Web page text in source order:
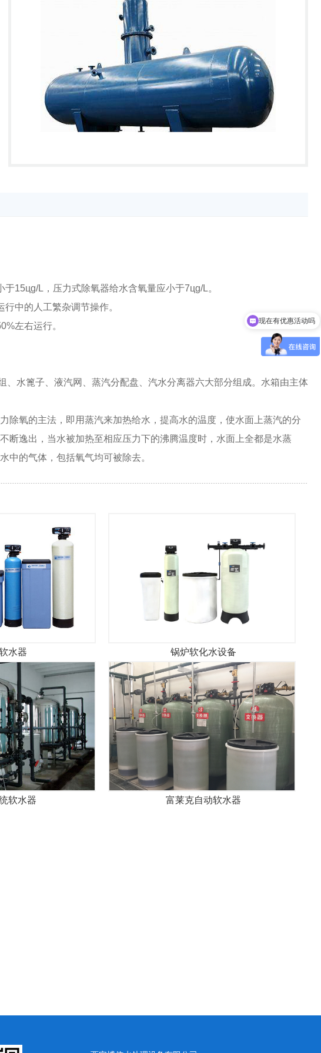
于15цɡ/L ，压力式除氧器给水含氧量应小于7цɡ/L。
中的人工繁杂调节操作。
左右运行。
水篦子、液汽网、蒸汽分配盘、汽水分离器六大部分组成。水箱由主体
除氧的主法，即用蒸汽来加热给水，提高水的温度，使水面上蒸汽的分
断逸出，当水被加热至相应压力下的沸腾温度时，水面上全都是水蒸
中的气体，包括氧气均可被除去。
水器 锅炉软化水设备
软水器 富莱克自动软水器
现在有优惠活动吗